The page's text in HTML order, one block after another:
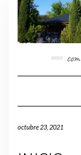
Saltar
contenido
octubre 23, 2021